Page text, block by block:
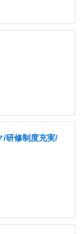
/研修制度充実/